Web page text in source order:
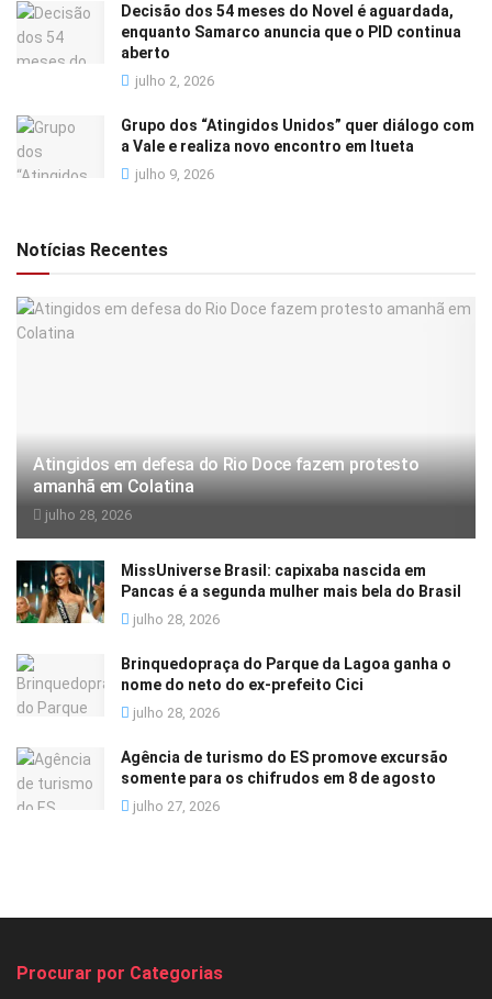
Decisão dos 54 meses do Novel é aguardada,
enquanto Samarco anuncia que o PID continua
aberto
julho 2, 2026
Grupo dos “Atingidos Unidos” quer diálogo com
a Vale e realiza novo encontro em Itueta
julho 9, 2026
Notícias Recentes
Atingidos em defesa do Rio Doce fazem protesto
amanhã em Colatina
julho 28, 2026
MissUniverse Brasil: capixaba nascida em
Pancas é a segunda mulher mais bela do Brasil
julho 28, 2026
Brinquedopraça do Parque da Lagoa ganha o
nome do neto do ex-prefeito Cici
julho 28, 2026
Agência de turismo do ES promove excursão
somente para os chifrudos em 8 de agosto
julho 27, 2026
Procurar por Categorias